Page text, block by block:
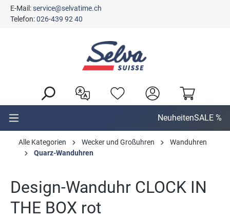
springen
E-Mail:service@selvatime.ch
Telefon:026-439 92 40
NeuheitenSALE %
Alle Kategorien Wecker und Großuhren
Wanduhren
Quarz-Wanduhren
Design-Wanduhr CLOCK IN
THE BOX rot